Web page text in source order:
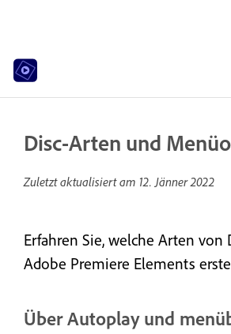
Disc-Arten und
Zuletzt aktualisiert am 12. Jänner 2022
Erfahren Sie, welche Arten von
Adobe Premiere Elements
Über Autoplay und